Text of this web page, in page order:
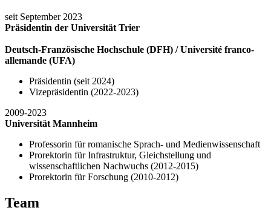
seit September 2023
Präsidentin der Universität Trier
Deutsch-Französische Hochschule (DFH) / Université franco-
allemande (UFA)
Präsidentin (seit 2024)
Vizepräsidentin (2022-2023)
2009-2023
Universität Mannheim
Professorin für romanische Sprach- und Medienwissenschaft
Prorektorin für Infrastruktur, Gleichstellung und
wissenschaftlichen Nachwuchs (2012-2015)
Prorektorin für Forschung (2010-2012)
Team